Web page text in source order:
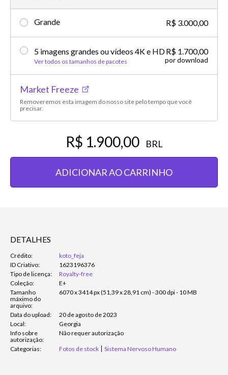
Grande R$ 3.000,00
5 imagens grandes ou vídeos 4K e HD
Ver todos os tamanhos de pacotes
R$ 1.700,00
por download
Market Freeze
Removeremos esta imagem do nosso site pelo tempo que você
precisar.
R$ 1.900,00 BRL
ADICIONAR AO CARRINHO
DETALHES
Crédito:
koto_feja
ID Criativo:
1623196376
Tipo de licença:
Royalty-free
Coleção:
E+
Tamanho
máximo do
arquivo:
6070 x 3414 px (51,39 x 28,91 cm) - 300 dpi - 10 MB
Data do upload:
20 de agosto de 2023
Local:
Georgia
Info sobre
autorização:
Não requer autorização
Categorias: Fotos de stock Sistema Nervoso Humano